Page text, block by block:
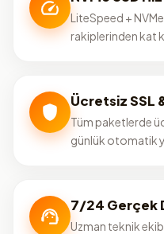
LiteSpeed +
rakiplerinden kat
Ücretsiz SSL
Tüm paketlerde
günlük otomatik
7/24 Gerçek
Uzman teknik